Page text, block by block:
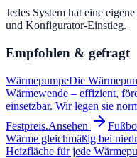
Jedes System hat eine
und Konfigurator-Einstieg.
Empfohlen & gefragt
WärmepumpeDie
Wärmewende – effizient,
einsetzbar. Wir legen sie
Festpreis.Ansehen
Wärme gleichmäßig bei
Heizfläche für jede